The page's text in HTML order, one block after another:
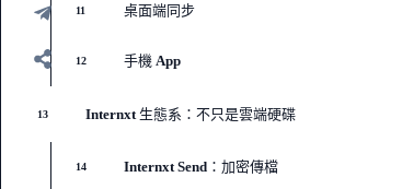
11 桌面端同步
12 手機 App
13 Internxt 生態系：不只是雲端硬碟
14 Internxt Send：加密傳檔